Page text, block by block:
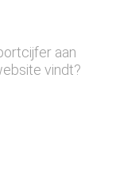
aan
vindt?